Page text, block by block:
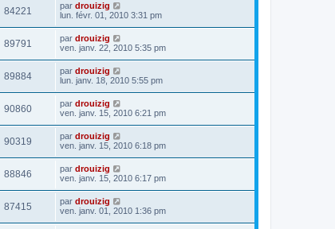
84221 par drouizig
lun. févr. 01, 2010 3:31 pm
89791 par drouizig
ven. janv. 22, 2010 5:35 pm
89884 par drouizig
lun. janv. 18, 2010 5:55 pm
90860 par drouizig
ven. janv. 15, 2010 6:21 pm
90319 par drouizig
ven. janv. 15, 2010 6:18 pm
88846 par drouizig
ven. janv. 15, 2010 6:17 pm
87415 par drouizig
ven. janv. 01, 2010 1:36 pm